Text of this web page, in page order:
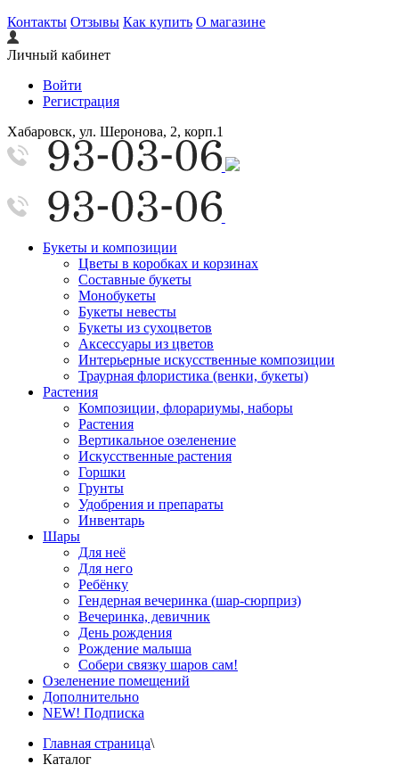
Контакты Отзывы Как купить О магазине
Личный кабинет
Войти
Регистрация
Хабаровск, ул. Шеронова, 2, корп.1
Букеты и композиции
Цветы в коробках и корзинах
Составные букеты
Монобукеты
Букеты невесты
Букеты из сухоцветов
Аксессуары из цветов
Интерьерные искусственные композиции
Траурная флористика (венки, букеты)
Растения
Композиции, флорариумы, наборы
Растения
Вертикальное озеленение
Искусственные растения
Горшки
Грунты
Удобрения и препараты
Инвентарь
Шары
Для неё
Для него
Ребёнку
Гендерная вечеринка (шар-сюрприз)
Вечеринка, девичник
День рождения
Рождение малыша
Собери связку шаров сам!
Озеленение помещений
Дополнительно
NEW! Подписка
Главная страница\
Каталог